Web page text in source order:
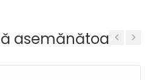
asemănătoare